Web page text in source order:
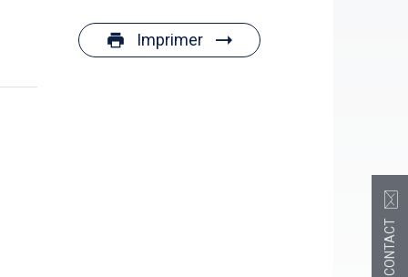
Imprimer
CONTACT